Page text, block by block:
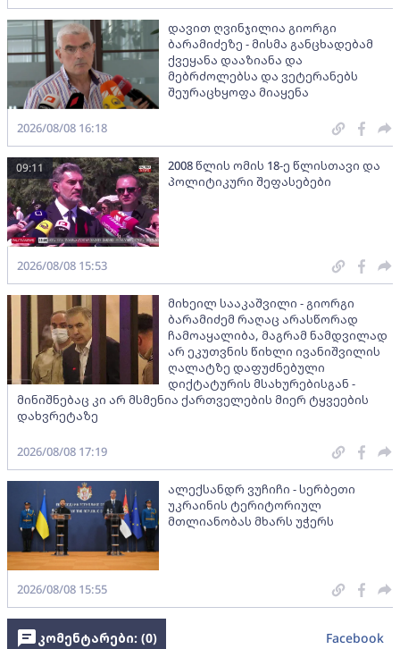
დავით ღვინჯილია გიორგი
ბარამიძეზე - მისმა განცხადებამ
ქვეყანა დააზიანა და
მებრძოლებსა და ვეტერანებს
შეურაცხყოფა მიაყენა
2026/08/08 16:18
2008 წლის ომის 18-ე წლისთავი და
პოლიტიკური შეფასებები
09:11
2026/08/08 15:53
მიხეილ სააკაშვილი - გიორგი
ბარამიძემ რაღაც არასწორად
ჩამოაყალიბა, მაგრამ ნამდვილად
არ ეკუთვნის წიხლი ივანიშვილის
ღალატზე დაფუძნებული
დიქტატურის მსახურებისგან -
მინიშნებაც კი არ მსმენია ქართველების მიერ ტყვეების
დახვრეტაზე
2026/08/08 17:19
ალექსანდრ ვუჩიჩი - სერბეთი
უკრაინის ტერიტორიულ
მთლიანობას მხარს უჭერს
2026/08/08 15:55
კომენტარები: (0) Facebook